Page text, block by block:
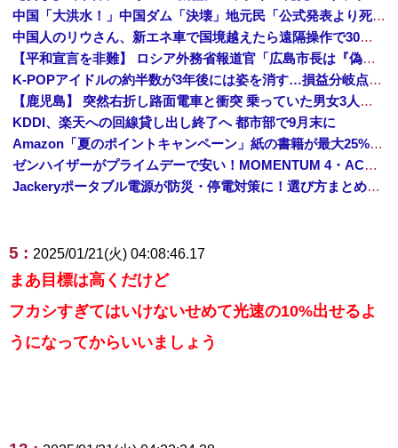
中国「大洪水！」中国ダム「決壊」地元民「公式発表より死者多い！」中国政府「住民拘束！（安否不明」中国当局「救助隊動画も削除」台風13号「三峡ダム接近中」→
中国人のリウさん、新エネ車で国境越えたら遠隔操作で30時間ロックされる！
【平和宣言を非難】 ロシア外務省報道官「広島市長は『偽りの呪文』繰り返している」
K-POPアイドルの約半数が3年後には姿を消す…損益分岐点突破は4％未満
【鹿児島】 突然右折し路面電車と衝突 乗っていた男女3人は車を放置しダッシュで逃走中
KDDI、楽天への回線貸し出し終了へ 都市部で9月末に
Amazon「夏のポイントキャンペーン」紙の書籍が最大25%ポイント還元 対象と条件を整理（2026年7月）
ゼンハイザーがプライムデーで安い！MOMENTUM 4・ACCENTUMなど対象モデルまとめ！
Jackeryポータブル電源が防災・停電対策に！選び方まとめ【プライムデー最終日】
5 : 2025/01/21(火) 04:08:46.17
まあ目標は高くだけど
フカシすぎてはいけないせめて光速の10%出せるよ
うになってからいいましょう